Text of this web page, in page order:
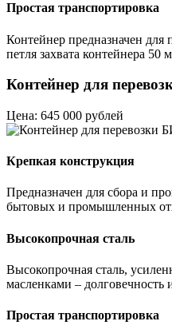
Простая транспортировка
Контейнер предназначен для
петля захвата контейнера 50
Контейнер для
Цена: 645 000 рублей
Крепкая конструкция
Предназначен для сбора и
бытовых и промышленных
Высокопрочная сталь
Высокопрочная сталь,
масленками – долговечность
Простая транспортировка